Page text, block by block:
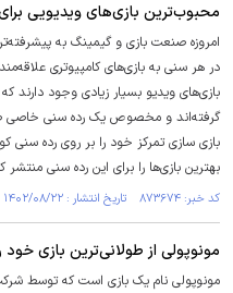
محبوب‌ترین بازی‌های ویدیویی
امروزه صنعت بازی و گیمینگ به
در هر سنی به بازی‌های کامپیوتری
بازی‌های ویدیو بسیار زیادی وجود
گرفته‌اند و مخصوص یک رده سنی خاصی
بازی سازی تمرکز خود را بر روی رده سنی
بهترین بازی‌ها را برای این رده سنی منتشر
کد خبر: ۸۷۳۶۷۴ تاریخ انتشار : ۱۴۰۲/۰۸/۲۲
مونوپولی از طولانی‌ترین بازی خود
مونوپولی نام یک بازی است که توسط